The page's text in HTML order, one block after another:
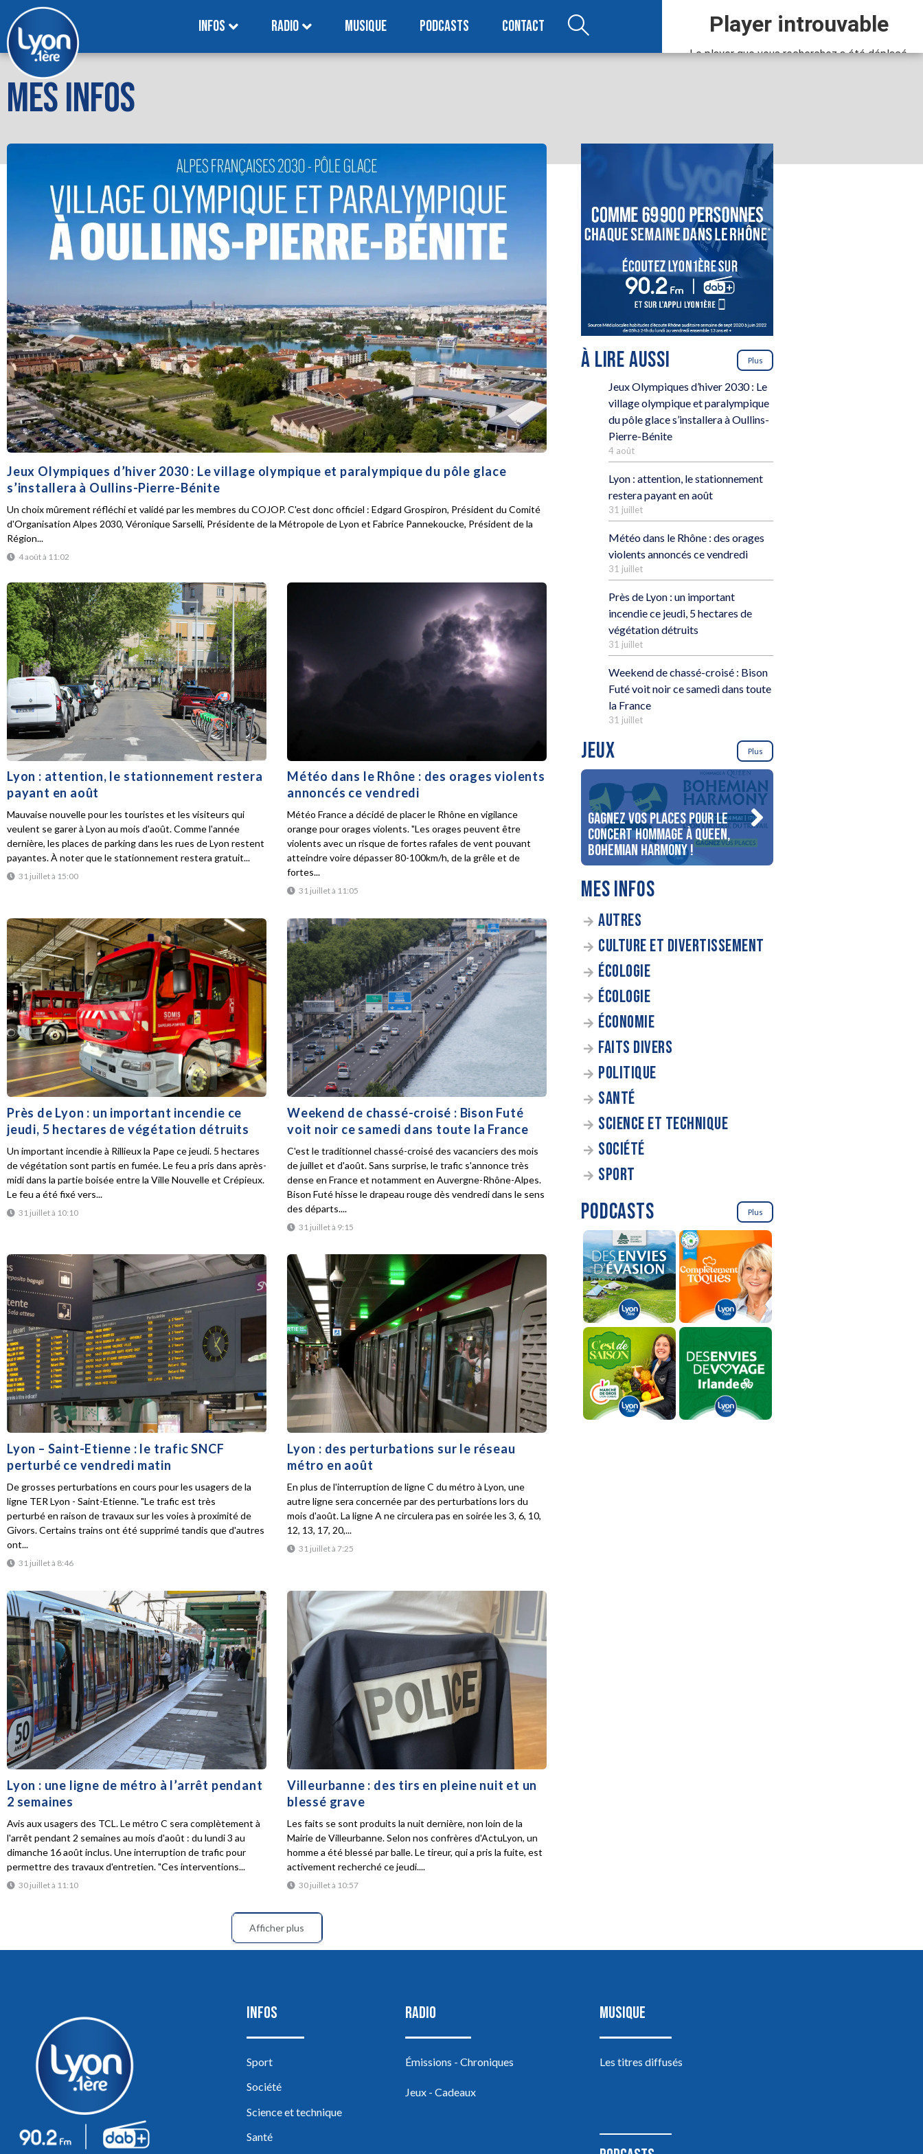
INFOS RADIO MUSIQUE PODCASTS CONTACT
MES INFOS
Jeux Olympiques d’hiver 2030 : Le village olympique et paralympique du pôle glace
s’installera à Oullins-Pierre-Bénite
4 août à 11:02
Un choix mûrement réfléchi et validé par les membres du COJOP. C'est donc officiel : Edgard Grospiron, Président du Comité
d'Organisation Alpes 2030, Véronique Sarselli, Présidente de la Métropole de Lyon et Fabrice Pannekoucke, Président de la
Région...
Lyon : attention, le stationnement restera
payant en août
31 juillet à 15:00
Mauvaise nouvelle pour les touristes et les visiteurs qui
veulent se garer à Lyon au mois d'août. Comme l'année
dernière, les places de parking dans les rues de Lyon restent
payantes. À noter que le stationnement restera gratuit...
Météo dans le Rhône : des orages violents
annoncés ce vendredi
31 juillet à 11:05
Météo France a décidé de placer le Rhône en vigilance
orange pour orages violents. "Les orages peuvent être
violents avec un risque de fortes rafales de vent pouvant
atteindre voire dépasser 80-100km/h, de la grêle et de
fortes...
Près de Lyon : un important incendie ce
jeudi, 5 hectares de végétation détruits
31 juillet à 10:10
Un important incendie à Rillieux la Pape ce jeudi. 5 hectares
de végétation sont partis en fumée. Le feu a pris dans après-
midi dans la partie boisée entre la Ville Nouvelle et Crépieux.
Le feu a été fixé vers...
Weekend de chassé-croisé : Bison Futé
voit noir ce samedi dans toute la France
31 juillet à 9:15
C'est le traditionnel chassé-croisé des vacanciers des mois
de juillet et d'août. Sans surprise, le trafic s'annonce très
dense en France et notamment en Auvergne-Rhône-Alpes.
Bison Futé hisse le drapeau rouge dès vendredi dans le sens
des départs....
Lyon – Saint-Etienne : le trafic SNCF
perturbé ce vendredi matin
31 juillet à 8:46
De grosses perturbations en cours pour les usagers de la
ligne TER Lyon - Saint-Etienne. "Le trafic est très
perturbé en raison de travaux sur les voies à proximité de
Givors. Certains trains ont été supprimé tandis que d'autres
ont...
Lyon : des perturbations sur le réseau
métro en août
31 juillet à 7:25
En plus de l'interruption de ligne C du métro à Lyon, une
autre ligne sera concernée par des perturbations lors du
mois d'août. La ligne A ne circulera pas en soirée les 3, 6, 10,
12, 13, 17, 20,...
Lyon : une ligne de métro à l’arrêt pendant
2 semaines
30 juillet à 11:10
Avis aux usagers des TCL. Le métro C sera complètement à
l'arrêt pendant 2 semaines au mois d'août : du lundi 3 au
dimanche 16 août inclus. Une interruption de trafic pour
permettre des travaux d'entretien. "Ces interventions...
Villeurbanne : des tirs en pleine nuit et un
blessé grave
30 juillet à 10:57
Les faits se sont produits la nuit dernière, non loin de la
Mairie de Villeurbanne. Selon nos confrères d'ActuLyon, un
homme a été blessé par balle. Le tireur, qui a pris la fuite, est
activement recherché ce jeudi....
Afficher plus
À LIRE AUSSI Plus
Jeux Olympiques d’hiver 2030 : Le
village olympique et paralympique
du pôle glace s’installera à Oullins-
Pierre-Bénite
4 août
Lyon : attention, le stationnement
restera payant en août
31 juillet
Météo dans le Rhône : des orages
violents annoncés ce vendredi
31 juillet
Près de Lyon : un important
incendie ce jeudi, 5 hectares de
végétation détruits
31 juillet
Weekend de chassé-croisé : Bison
Futé voit noir ce samedi dans toute
la France
31 juillet
JEUX Plus
Gagnez vos places pour le
concert Hommage à Queen,
Bohemian Harmony !
MES INFOS
AUTRES
CULTURE ET DIVERTISSEMENT
ÉCOLOGIE
ÉCOLOGIE
ÉCONOMIE
FAITS DIVERS
POLITIQUE
SANTÉ
SCIENCE ET TECHNIQUE
SOCIÉTÉ
SPORT
PODCASTS Plus
INFOS
Sport
Société
Science et technique
Santé
RADIO
Émissions - Chroniques
Jeux - Cadeaux
MUSIQUE
Les titres diffusés